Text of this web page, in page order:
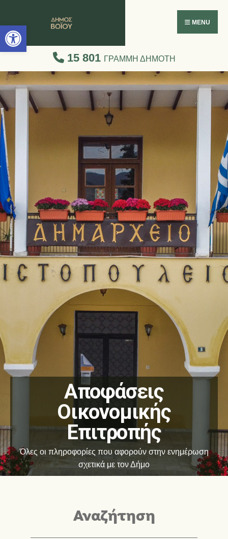
Ανοίξτε τη γραμμή εργαλείων
MENU
15 801 ΓΡΑΜΜΗ ΔΗΜΟΤΗ
Αποφάσεις
Οικονομικής
Επιτροπής
Όλες οι πληροφορίες που αφορούν στην ενημέρωση
σχετικά με τον Δήμο
Αναζήτηση